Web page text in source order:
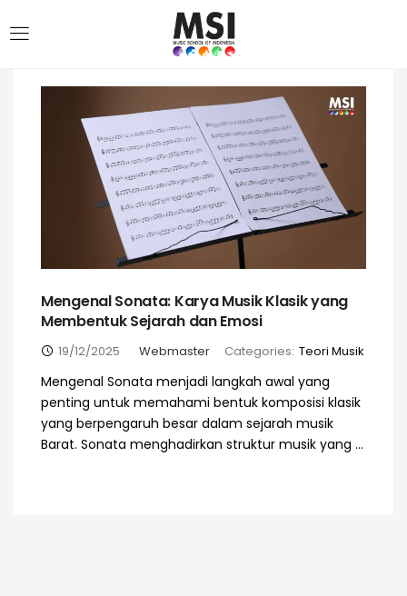
Mengenal Sonata: Karya Musik Klasik yang
Membentuk Sejarah dan Emosi
19/12/2025 Webmaster Categories: Teori Musik
Mengenal Sonata menjadi langkah awal yang
penting untuk memahami bentuk komposisi klasik
yang berpengaruh besar dalam sejarah musik
Barat. Sonata menghadirkan struktur musik yang ...